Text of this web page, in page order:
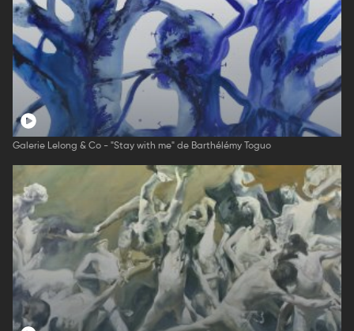
Galerie Lelong & Co - "Stay with me" de Barthélémy Toguo